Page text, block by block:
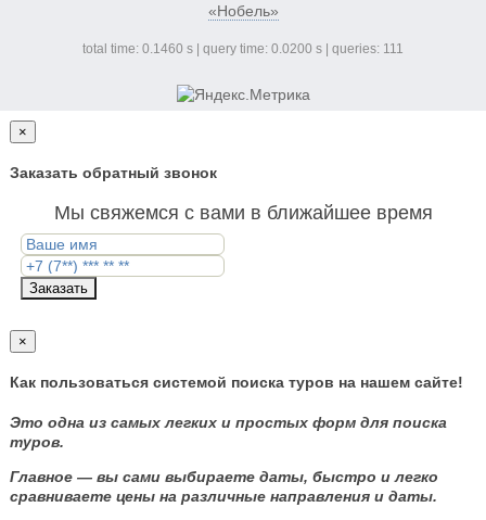
«Нобель»
total time: 0.1460 s | query time: 0.0200 s | queries: 111
×
Заказать обратный звонок
Мы свяжемся с вами в ближайшее время
Заказать
×
Как пользоваться системой поиска туров на нашем сайте!
Это одна из самых легких и простых форм для поиска
туров.
Главное — вы сами выбираете даты, быстро и легко
сравниваете цены на различные направления и даты.